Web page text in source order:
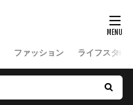
ファッション ライフスタイ